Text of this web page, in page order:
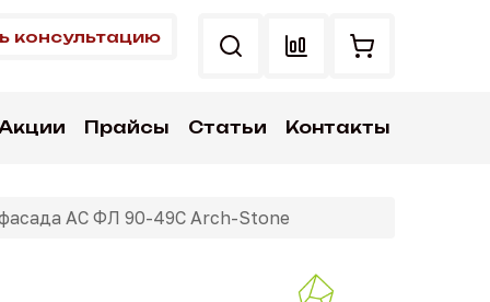
консультацию
Прайсы Статьи Контакты
АС ФЛ 90-49C Arch-Stone